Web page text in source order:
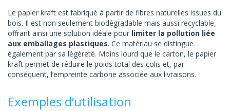
Le papier kraft est fabriqué à partir de fibres naturelles issues du
bois. Il est non seulement biodégradable mais aussi recyclable,
offrant ainsi une solution idéale pour limiter la pollution liée
aux emballages plastiques. Ce matériau se distingue
également par sa légèreté. Moins lourd que le carton, le papier
kraft permet de réduire le poids total des colis et, par
conséquent, l’empreinte carbone associée aux livraisons.
Exemples d’utilisation